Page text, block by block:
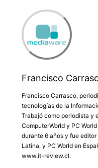
Francisco
Francisco Carrasco,
tecnologías de la
Trabajó como periodista y
ComputerWorld y PC
durante 6 años y fue
Latina, y PC World en
www.it-review.cl.